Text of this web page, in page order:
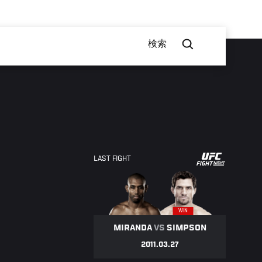
検索
LAST FIGHT
UFC
NIGHT
LIVE
WIN
MIRANDAVS SIMPSON
2011.03.27